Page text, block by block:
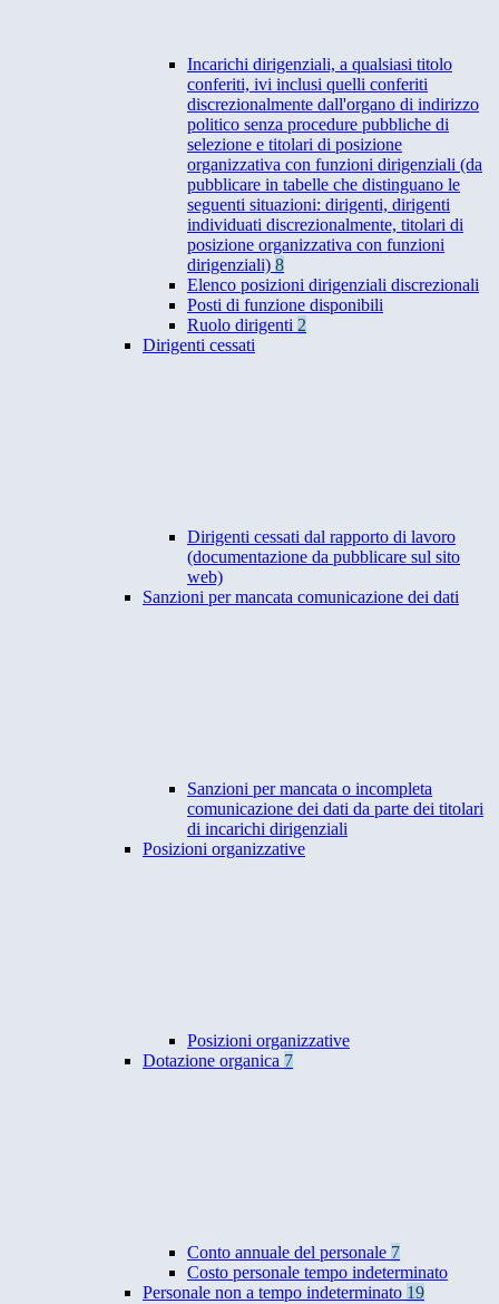
Incarichi dirigenziali, a qualsiasi titolo
conferiti, ivi inclusi quelli conferiti
discrezionalmente dall'organo di indirizzo
politico senza procedure pubbliche di
selezione e titolari di posizione
organizzativa con funzioni dirigenziali (da
pubblicare in tabelle che distinguano le
seguenti situazioni: dirigenti, dirigenti
individuati discrezionalmente, titolari di
posizione organizzativa con funzioni
dirigenziali) 8
Elenco posizioni dirigenziali discrezionali
Posti di funzione disponibili
Ruolo dirigenti 2
Dirigenti cessati
Dirigenti cessati dal rapporto di lavoro
(documentazione da pubblicare sul sito
web)
Sanzioni per mancata comunicazione dei dati
Sanzioni per mancata o incompleta
comunicazione dei dati da parte dei titolari
di incarichi dirigenziali
Posizioni organizzative
Posizioni organizzative
Dotazione organica 7
Conto annuale del personale 7
Costo personale tempo indeterminato
Personale non a tempo indeterminato 19